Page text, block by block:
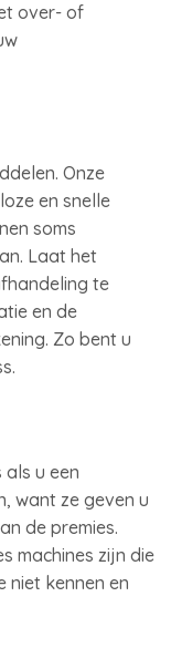
over- of
Onze
en snelle
soms
Laat het
te
en de
Zo bent u
u een
want ze geven u
de premies.
machines zijn die
niet kennen en